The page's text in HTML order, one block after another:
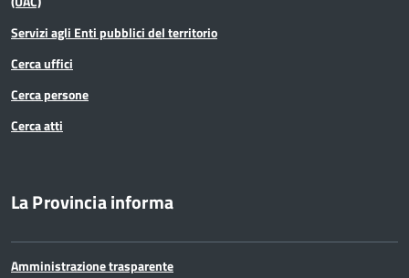
Servizi agli Enti pubblici del territorio
Cerca uffici
Cerca persone
Cerca atti
La Provincia informa
Amministrazione trasparente